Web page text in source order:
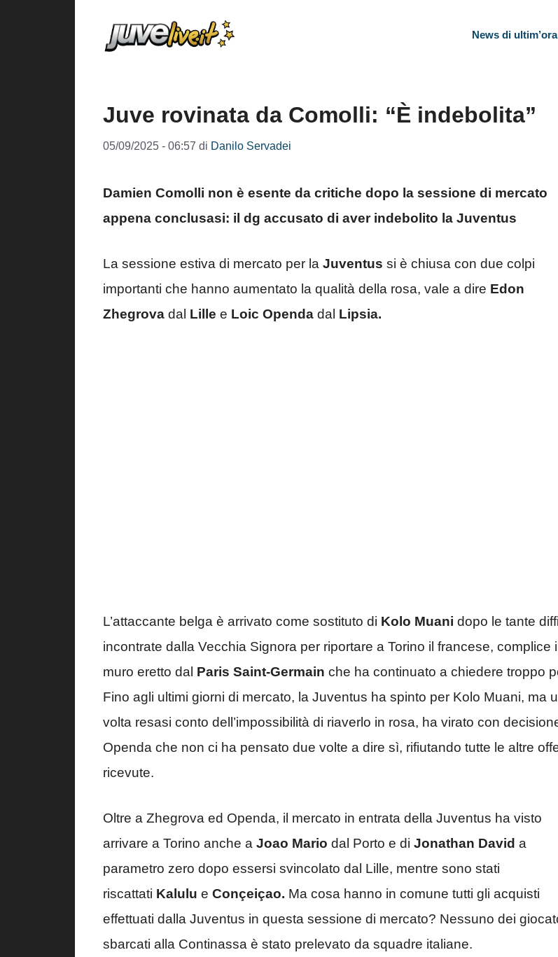
News di ultim’ora
Juve rovinata da Comolli: “È indebolita”
05/09/2025 - 06:57 di Danilo Servadei
Damien Comolli non è esente da critiche dopo la sessione di mercato
appena conclusasi: il dg accusato di aver indebolito la Juventus
La sessione estiva di mercato per la Juventus si è chiusa con due colpi
importanti che hanno aumentato la qualità della rosa, vale a dire Edon
Zhegrova dal Lille e Loic Openda dal Lipsia.
L’attaccante belga è arrivato come sostituto di Kolo Muani dopo le tante
incontrate dalla Vecchia Signora per riportare a Torino il francese, complice il
muro eretto dal Paris Saint-Germain che ha continuato a chiedere troppo
Fino agli ultimi giorni di mercato, la Juventus ha spinto per Kolo Muani, ma
volta resasi conto dell’impossibilità di riaverlo in rosa, ha virato con
Openda che non ci ha pensato due volte a dire sì, rifiutando tutte le altre
ricevute.
Oltre a Zhegrova ed Openda, il mercato in entrata della Juventus ha visto
arrivare a Torino anche a Joao Mario dal Porto e di Jonathan David a
parametro zero dopo essersi svincolato dal Lille, mentre sono stati
riscattati Kalulu e Conçeiçao. Ma cosa hanno in comune tutti gli acquisti
effettuati dalla Juventus in questa sessione di mercato? Nessuno dei
sbarcati alla Continassa è stato prelevato da squadre italiane.